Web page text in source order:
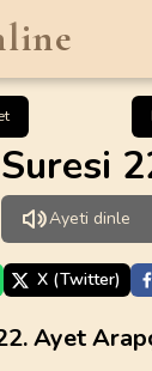
Ayeti dinle
X (Twitter)
Ayet